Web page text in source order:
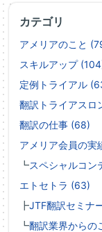
カテゴリ
アメリアのこと
スキルアップ
定例トライアル
翻訳トライアスロ
翻訳の仕事 (68)
アメリア会員の実
┗スペシャルコン
エトセトラ (63)
┣JTF翻訳セミナ
┗翻訳業界からの